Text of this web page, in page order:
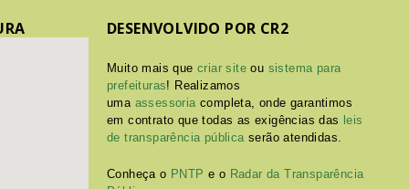
DESENVOLVIDO POR CR2
Muito mais quecriar site ou sistema para
prefeituras! Realizamos
uma assessoriacompleta, onde garantimos
em contrato que todas as exigências das leis
de transparência públicaserão atendidas.
Conheça o PNTP e o Radar da Transparência